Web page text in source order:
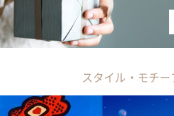
スタイル・モチ